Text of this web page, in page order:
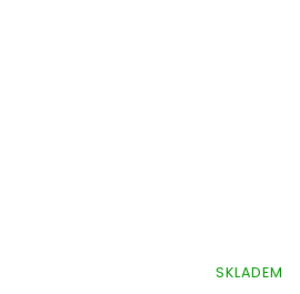
SKLADEM